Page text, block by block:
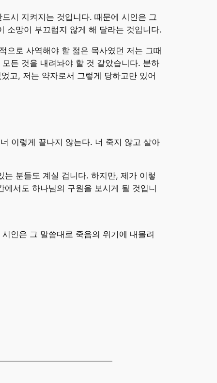
시 지켜지는 것입니다. 때문에 시인은 그
소망이 부끄럽지 않게 해 달라는 것입니다.
으로 사역해야 할 젊은 목사였던 저는 그때
든 것을 내려놔야 할 것 같았습니다. 분하
고, 저는 약자로서 그렇게 당하고만 있어
이렇게 끝나지 않는다. 너 죽지 않고 살아
분들도 계실 겁니다. 하지만, 제가 이렇
서도 하나님의 구원을 보시게 될 것입니
인은 그 말씀대로 죽음의 위기에 내몰려